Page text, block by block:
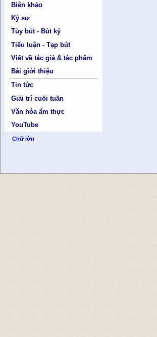
Biên khảo
Ký sự
Tùy bút - Bút ký
Tiểu luận - Tạp bút
Viết về tác giả & tác phẩm
Bài giới thiệu
Tin tức
Giải trí cuối tuần
Văn hóa ẩm thực
YouTube
Chữ lớn